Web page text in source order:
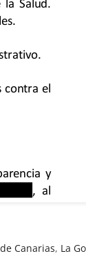
Canarias, La